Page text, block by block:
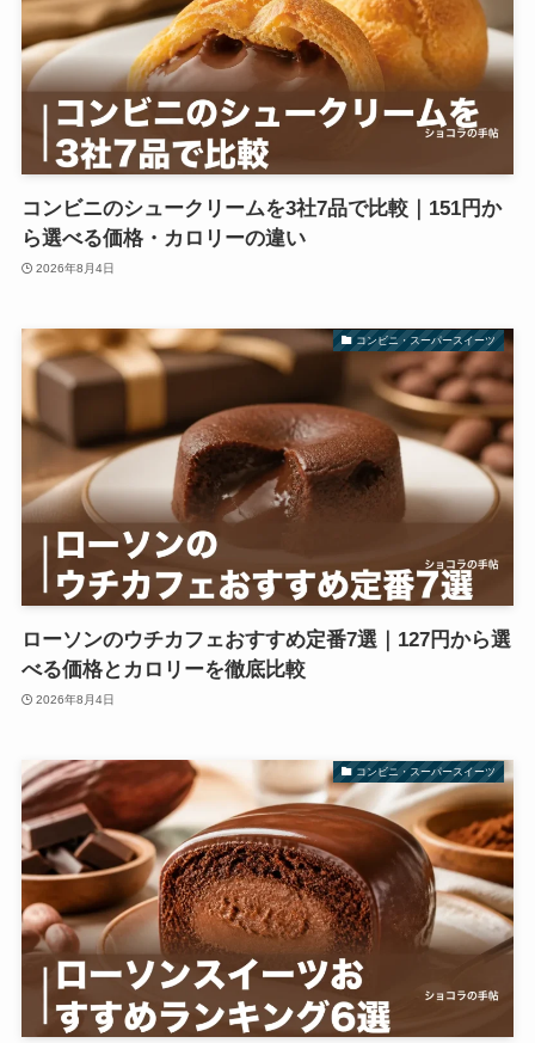
コンビニのシュークリームを3社7品で比較｜151円か
ら選べる価格・カロリーの違い
2026年8月4日
コンビニ・スーパースイーツ
ローソンのウチカフェおすすめ定番7選｜127円から選
べる価格とカロリーを徹底比較
2026年8月4日
コンビニ・スーパースイーツ